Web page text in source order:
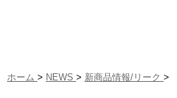
ホーム > NEWS > 新商品情報/リーク >